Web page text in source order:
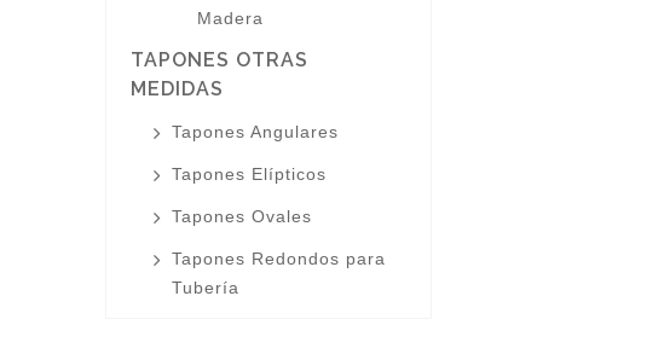
Madera
TAPONES OTRAS
MEDIDAS
Tapones Angulares
Tapones Elípticos
Tapones Ovales
Tapones Redondos para
Tubería